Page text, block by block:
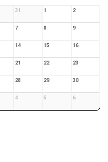
31 1 2
7 8 9
14 15 16
21 22 23
28 29 30
4 5 6